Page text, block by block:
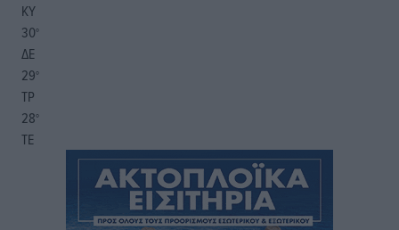
ΚΥ
30°
ΔΕ
29°
ΤΡ
28°
ΤΕ